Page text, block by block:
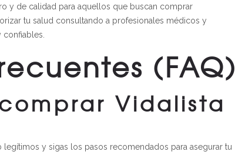
y de calidad para aquellos que buscan comprar
tu salud consultando a profesionales médicos y
(FAQ)
Vidalista
y sigas los pasos recomendados para asegurar tu